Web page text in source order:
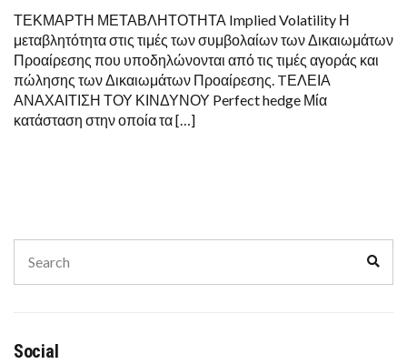
ΤΕΚΜΑΡΤΗ ΜΕΤΑΒΛΗΤΟΤΗΤΑ Implied Volatility Η
μεταβλητότητα στις τιμές των συμβολαίων των Δικαιωμάτων
Προαίρεσης που υποδηλώνονται από τις τιμές αγοράς και
πώλησης των Δικαιωμάτων Προαίρεσης. TΕΛΕΙΑ
ΑΝΑΧΑΙΤΙΣΗ ΤΟΥ ΚΙΝΔΥΝΟΥ Perfect hedge Μία
κατάσταση στην οποία τα […]
for:
Social